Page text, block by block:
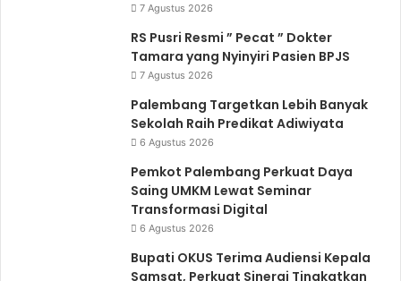
7 Agustus 2026
RS Pusri Resmi ” Pecat ” Dokter
Tamara yang Nyinyiri Pasien BPJS
7 Agustus 2026
Palembang Targetkan Lebih Banyak
Sekolah Raih Predikat Adiwiyata
6 Agustus 2026
Pemkot Palembang Perkuat Daya
Saing UMKM Lewat Seminar
Transformasi Digital
6 Agustus 2026
Bupati OKUS Terima Audiensi Kepala
Samsat, Perkuat Sinergi Tingkatkan